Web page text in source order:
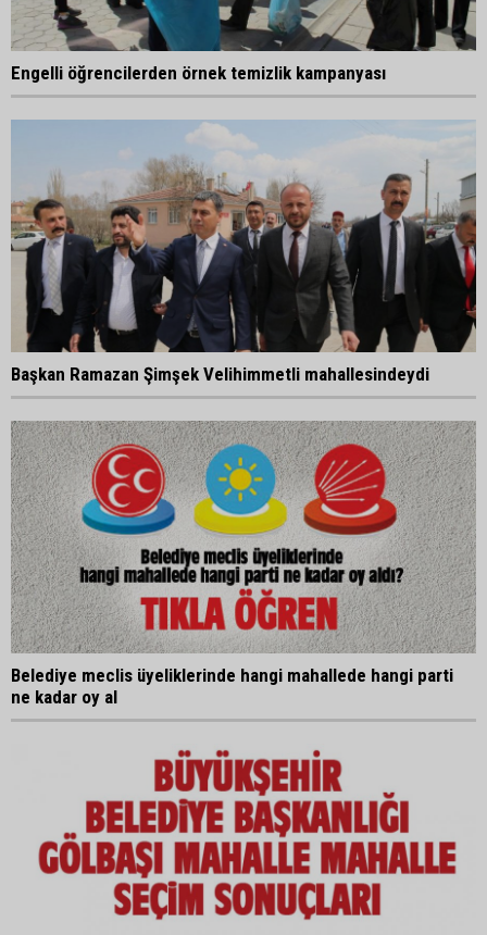
Engelli öğrencilerden örnek temizlik kampanyası
Başkan Ramazan Şimşek Velihimmetli mahallesindeydi
Belediye meclis üyeliklerinde hangi mahallede hangi parti
ne kadar oy al